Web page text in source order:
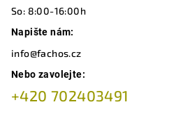
So: 8:00-16:00h
Napište nám:
info@fachos.cz
Nebo zavolejte:
+420 702403491